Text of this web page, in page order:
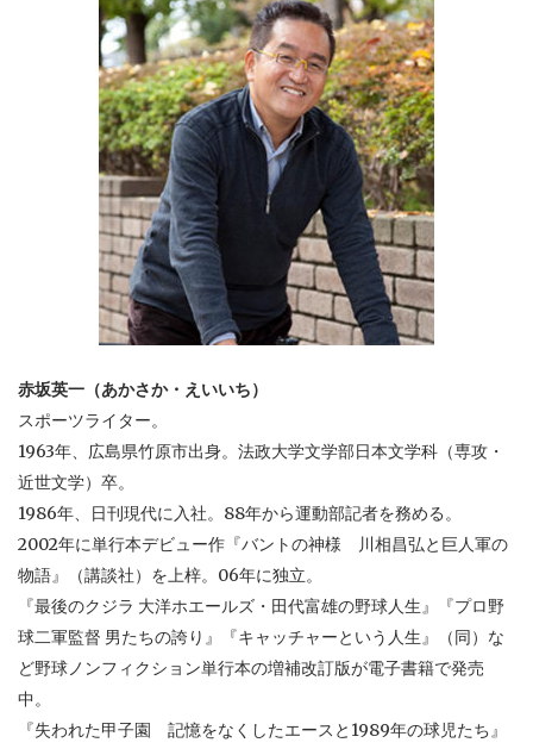
赤坂英一（あかさか・えいいち）
スポーツライター。
1963年、広島県竹原市出身。法政大学文学部日本文学科（専攻・
近世文学）卒。
1986年、日刊現代に入社。88年から運動部記者を務める。
2002年に単行本デビュー作『バントの神様 川相昌弘と巨人軍の
物語』（講談社）を上梓。06年に独立。
『最後のクジラ 大洋ホエールズ・田代富雄の野球人生』『プロ野
球二軍監督 男たちの誇り』『キャッチャーという人生』（同）な
ど野球ノンフィクション単行本の増補改訂版が電子書籍で発売
中。
『失われた甲子園 記憶をなくしたエースと1989年の球児たち』